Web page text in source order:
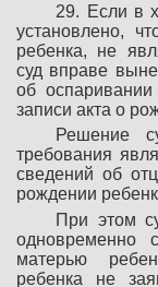
29. Если в
установлено,
ребенка, не
суд вправе
об
записи акта о
Решение
требования
сведений об
рождении
При этом
одновременно
матерью
ребенка не